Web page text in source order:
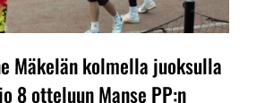
Mäkelän kolmella juoksulla
8 otteluun Manse PP:n